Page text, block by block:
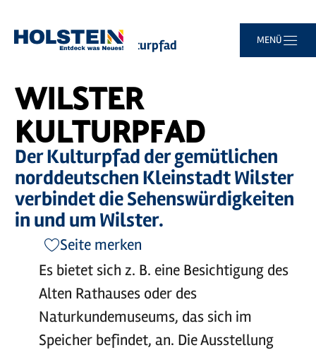
Hauptinhalt
Suche
Navigation
Footer
MENÜ
Sie
Startseite Wilster Kulturpfad
WILSTER
KULTURPFAD
Der Kulturpfad der gemütlichen
norddeutschen Kleinstadt Wilster
verbindet die Sehenswürdigkeiten
in und um Wilster.
Seite merken
Es bietet sich z. B. eine Besichtigung des
Alten Rathauses oder des
Naturkundemuseums, das sich im
Speicher befindet, an. Die Ausstellung